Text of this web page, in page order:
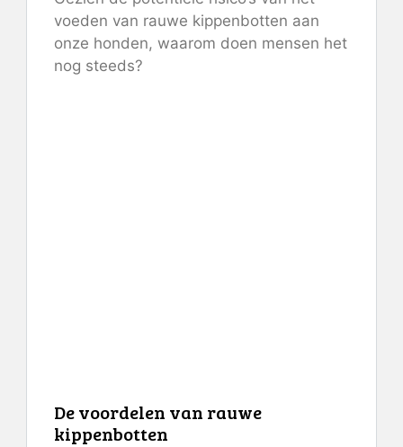
voeden van rauwe kippenbotten aan
onze honden, waarom doen mensen het
nog steeds?
De voordelen van rauwe
kippenbotten